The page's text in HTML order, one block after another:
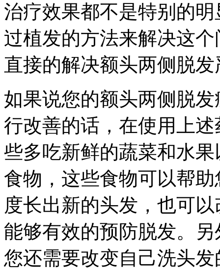
治疗效果都不是特别的
过植发的方法来解决这
直接的解决额头两侧脱
如果说您的额头两侧脱
行改善的话，在使用上
些多吃新鲜的蔬菜和水
食物，这些食物可以帮
度长出新的头发，也可
能够有效的预防脱发。
您还需要改变自己洗头